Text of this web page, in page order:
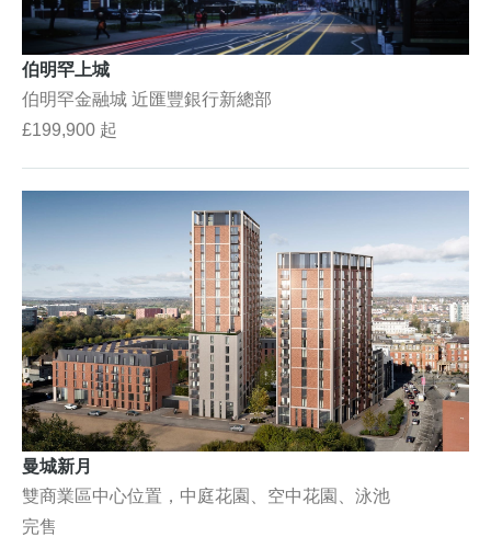
伯明罕上城
伯明罕金融城 近匯豐銀行新總部
£199,900 起
曼城新月
雙商業區中心位置，中庭花園、空中花園、泳池
完售